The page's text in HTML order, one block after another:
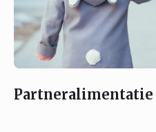
Partneralimentatie